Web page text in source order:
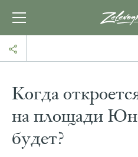
Когда
на площади
будет?